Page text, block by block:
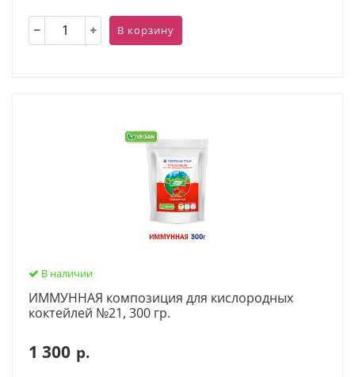
В корзину
В наличии
ИММУННАЯ композиция для кислородных
коктейлей №21, 300 гр.
1 300 р.